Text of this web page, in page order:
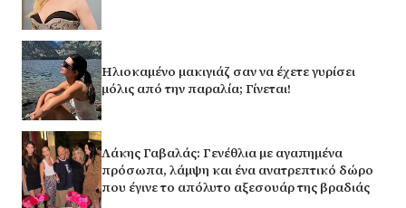
Ηλιοκαμένο μακιγιάζ σαν να έχετε γυρίσει
μόλις από την παραλία; Γίνεται!
Λάκης Γαβαλάς: Γενέθλια με αγαπημένα
πρόσωπα, λάμψη και ένα ανατρεπτικό δώρο
που έγινε το απόλυτο αξεσουάρ της βραδιάς